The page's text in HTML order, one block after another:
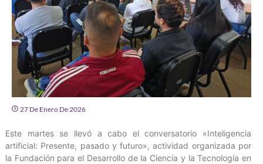
27 De Enero De 2026
Este martes se llevó a cabo el conversatorio «Inteligencia
artificial: Presente, pasado y futuro», actividad organizada por
la Fundación para el Desarrollo de la Ciencia y la Tecnología en